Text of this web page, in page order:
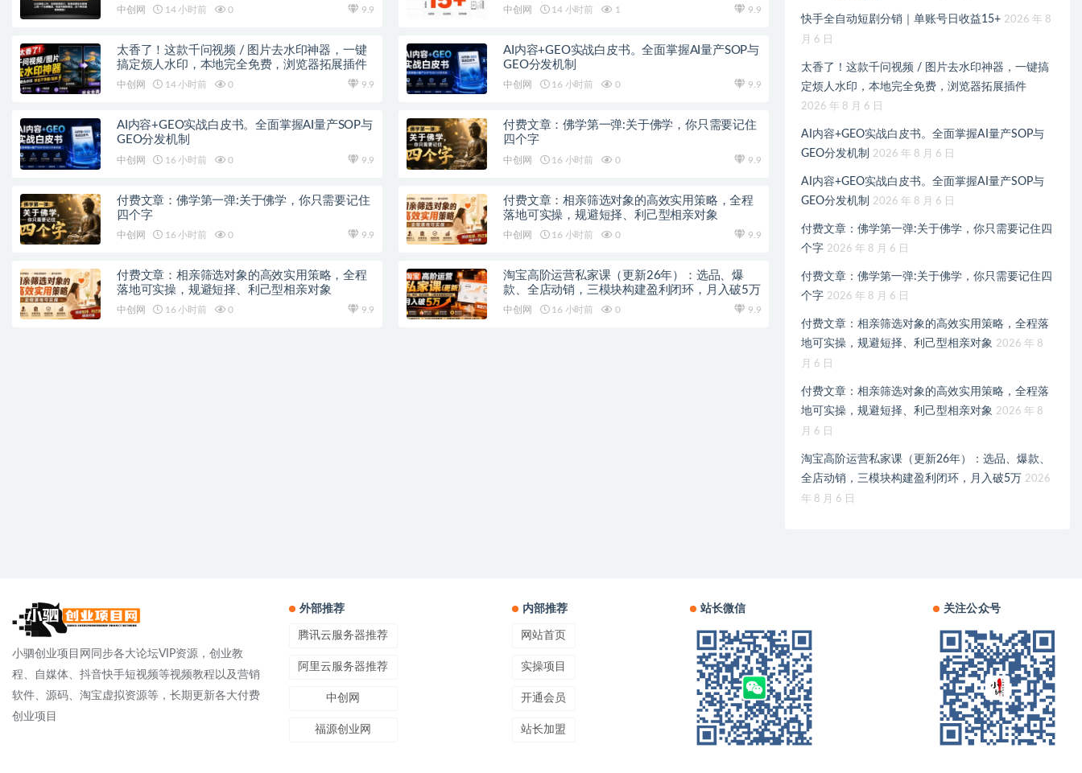
中创网 14 小时前 0 9.9 中创网 14 小时前 1 9.9
太香了！这款千问视频 / 图片去水印神器，一键
搞定烦人水印，本地完全免费，浏览器拓展插件
中创网 14 小时前 0 9.9
AI内容+GEO实战白皮书。全面掌握AI量产SOP与
GEO分发机制
中创网 16 小时前 0 9.9
AI内容+GEO实战白皮书。全面掌握AI量产SOP与
GEO分发机制
中创网 16 小时前 0 9.9
付费文章：佛学第一弹:关于佛学，你只需要记住
四个字
中创网 16 小时前 0 9.9
付费文章：佛学第一弹:关于佛学，你只需要记住
四个字
中创网 16 小时前 0 9.9
付费文章：相亲筛选对象的高效实用策略，全程
落地可实操，规避短择、利己型相亲对象
中创网 16 小时前 0 9.9
付费文章：相亲筛选对象的高效实用策略，全程
落地可实操，规避短择、利己型相亲对象
中创网 16 小时前 0 9.9
淘宝高阶运营私家课（更新26年）：选品、爆
款、全店动销，三模块构建盈利闭环，月入破5万
中创网 16 小时前 0 9.9
快手全自动短剧分销｜单账号日收益15+ 2026 年 8
月 6 日
太香了！这款千问视频 / 图片去水印神器，一键搞
定烦人水印，本地完全免费，浏览器拓展插件
2026 年 8 月 6 日
AI内容+GEO实战白皮书。全面掌握AI量产SOP与
GEO分发机制
2026 年 8 月 6 日
AI内容+GEO实战白皮书。全面掌握AI量产SOP与
GEO分发机制
2026 年 8 月 6 日
付费文章：佛学第一弹:关于佛学，你只需要记住四
个字 2026 年 8 月 6 日
付费文章：佛学第一弹:关于佛学，你只需要记住四
个字 2026 年 8 月 6 日
付费文章：相亲筛选对象的高效实用策略，全程落
地可实操，规避短择、利己型相亲对象 2026 年 8
月 6 日
付费文章：相亲筛选对象的高效实用策略，全程落
地可实操，规避短择、利己型相亲对象 2026 年 8
月 6 日
淘宝高阶运营私家课（更新26年）：选品、爆款、
全店动销，三模块构建盈利闭环，月入破5万 2026
年 8 月 6 日
小驷创业项目网同步各大论坛VIP资源，创业教
程、自媒体、抖音快手短视频等视频教程以及营销
软件、源码、淘宝虚拟资源等，长期更新各大付费
创业项目
外部推荐
腾讯云服务器推荐
阿里云服务器推荐
中创网
福源创业网
内部推荐
网站首页
实操项目
开通会员
站长加盟
站长微信 关注公众号